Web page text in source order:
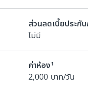
ส่วนลดเบี้ยประกันภั
ไม่มี
ค่าห้อง¹
2,000 บาท/วัน